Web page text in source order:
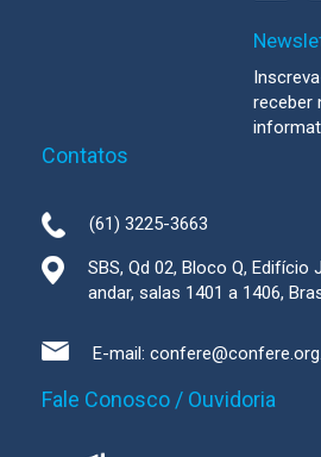
receber
Contatos
(61) 3225-3663
SBS, Qd 02, Bloco Q, Edifício
andar, salas 1401 a 1406,
E-mail:
Fale Conosco / Ouvidoria